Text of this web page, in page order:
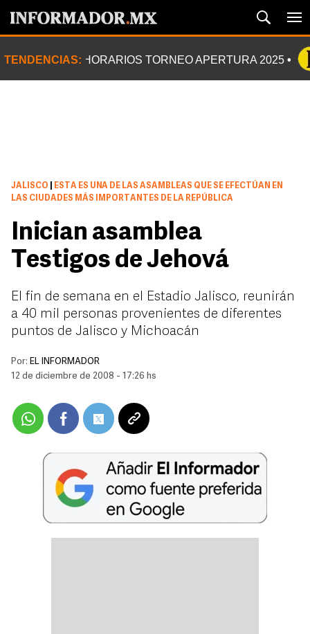
TENDENCIAS: HORARIOS TORNEO APERTURA 2025
JALISCO
ESTA ES UNA DE LAS ASAMBLEAS QUE SE EFECTÚAN EN
LAS CIUDADES MÁS IMPORTANTES DE LA REPÚBLICA
Inician asamblea
Testigos de Jehová
El fin de semana en el Estadio Jalisco, reunirán
a 40 mil personas provenientes de diferentes
puntos de Jalisco y Michoacán
Por: EL INFORMADOR
12 de diciembre de 2008 - 17:26 hs